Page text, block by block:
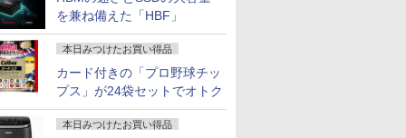
を兼ね備えた「HBF」
本日みつけたお買い得品
カード付きの「プロ野球チッ
プス」が24袋セットでオトク
本日みつけたお買い得品